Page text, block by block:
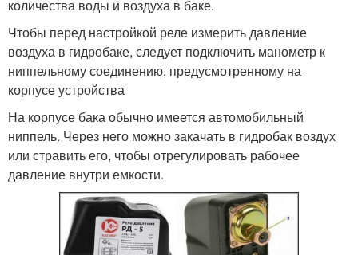
количества воды и воздуха в баке.
Чтобы перед настройкой реле измерить давление
воздуха в гидробаке, следует подключить манометр к
ниппельному соединению, предусмотренному на
корпусе устройства
На корпусе бака обычно имеется автомобильный
ниппель. Через него можно закачать в гидробак воздух
или стравить его, чтобы отрегулировать рабочее
давление внутри емкости.